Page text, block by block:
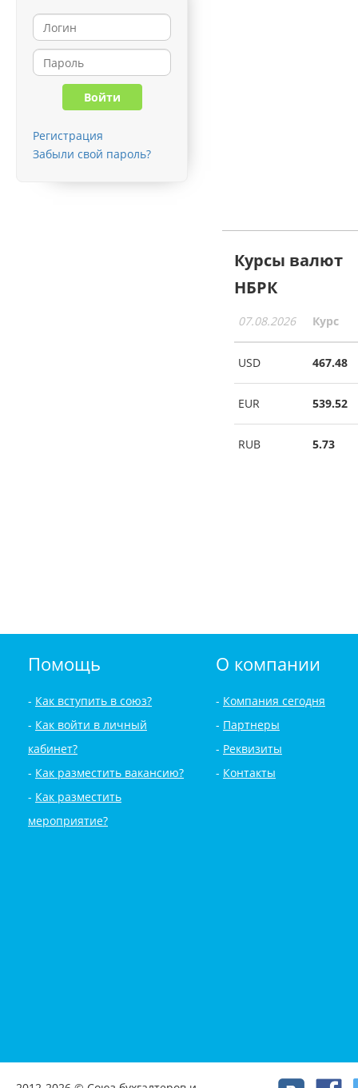
Регистрация
Забыли свой пароль?
Курсы валют
НБРК
07.08.2026 Курс
USD 467.48
EUR 539.52
RUB 5.73
Помощь
Как вступить в союз?
Как войти в личный
кабинет?
Как разместить вакансию?
Как разместить
мероприятие?
О компании
Компания сегодня
Партнеры
Реквизиты
Контакты